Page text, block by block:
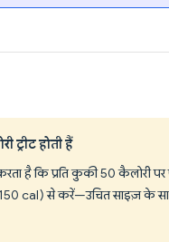
होती हैं
है कि प्रति कुकी 50 कैलोरी पर
cal) से करें—उचित साइज़ के साथ